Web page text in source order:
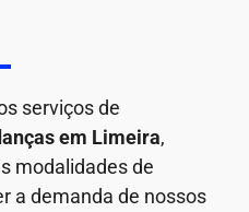
serviços de
em Limeira,
modalidades de
a demanda de nossos